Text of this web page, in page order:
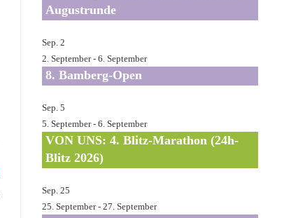
Augustrunde
Sep.2
2. September-6. September
8. Bamberg-Open
Sep.5
5. September-6. September
VON UNS: 4. Blitz-Marathon (24h-
Blitz 2026)
Sep.25
25. September-27. September